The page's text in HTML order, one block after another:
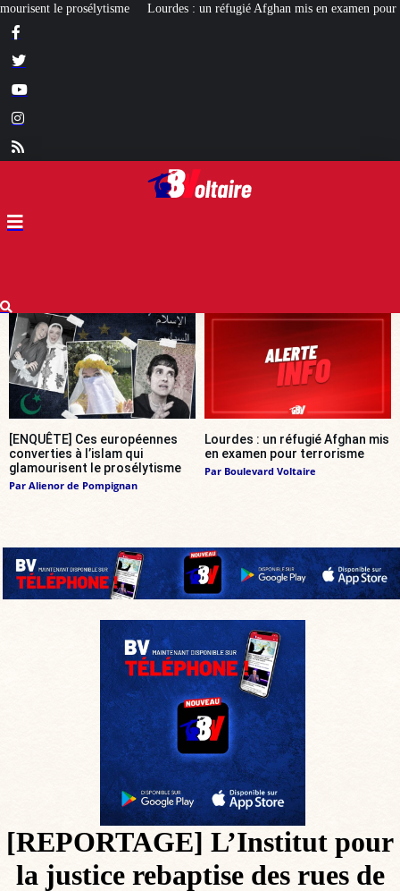
: un réfugié Afghan mis en examen pour terrorisme Les calvaires de
[ENQUÊTE] Ces européennes
converties à l’islam qui
glamourisent le prosélytisme
Par Alienor de Pompignan
Lourdes : un réfugié Afghan mis
en examen pour terrorisme
Par Boulevard Voltaire
[REPORTAGE] L’Institut pour
la justice rebaptise des rues de